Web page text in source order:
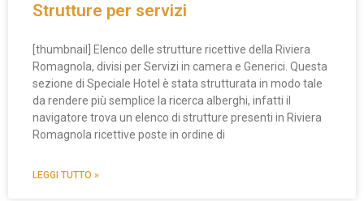
Strutture per servizi
[thumbnail] Elenco delle strutture ricettive della Riviera
Romagnola, divisi per Servizi in camera e Generici. Questa
sezione di Speciale Hotel è stata strutturata in modo tale
da rendere più semplice la ricerca alberghi, infatti il
navigatore trova un elenco di strutture presenti in Riviera
Romagnola ricettive poste in ordine di
LEGGI TUTTO »